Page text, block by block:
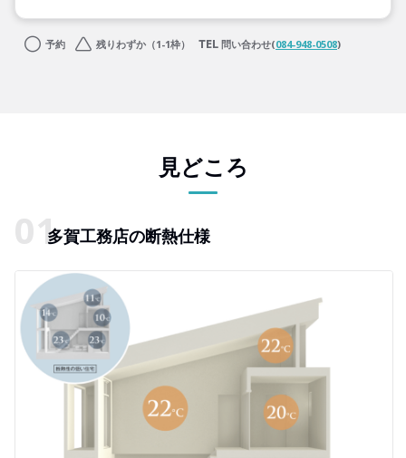
予約 残りわずか（1-1枠） 問い合わせ(084-948-0508)
見どころ
多賀工務店の断熱仕様